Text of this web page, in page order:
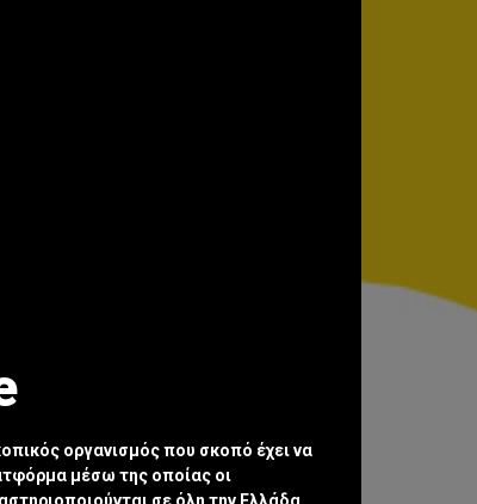
οργανισμός που σκοπό έχει να
μέσω της οποίας οι
σε όλη την Ελλάδα